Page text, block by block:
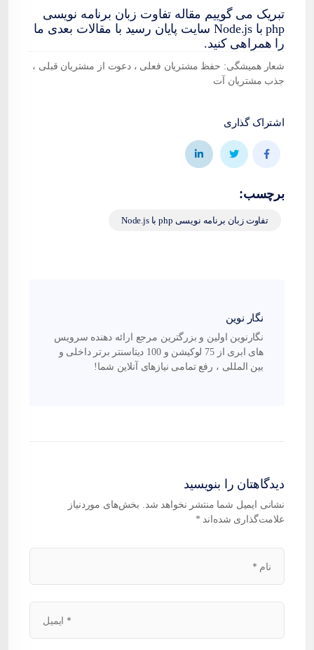
تبریک می گوییم مقاله تفاوت زبان برنامه نویسی
php با Node.js سایت پایان رسید با مقالات بعدی ما
را همراهی کنید.
شعار همیشگی: حفظ مشتریان فعلی ، دعوت از مشتریان قبلی ،
جذب مشتریان آت
اشتراک گذاری
برچسب:
تفاوت زبان برنامه نویسی php با Node.js
نگار نوین
نگارنوین اولین و بزرگترین مرجع ارائه دهنده سرویس
های ابری از 75 لوکیشن و 100 دیتاسنتر برتر داخلی و
بین المللی ، رفع تمامی نیازهای آنلاین شما!
دیدگاهتان را بنویسید
نشانی ایمیل شما منتشر نخواهد شد. بخش‌های موردنیاز
علامت‌گذاری شده‌اند *